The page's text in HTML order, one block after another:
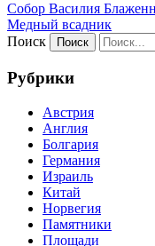
Собор Василия
Медный всадник
Поиск
Рубрики
Австрия
Англия
Болгария
Германия
Израиль
Китай
Норвегия
Памятники
Площади